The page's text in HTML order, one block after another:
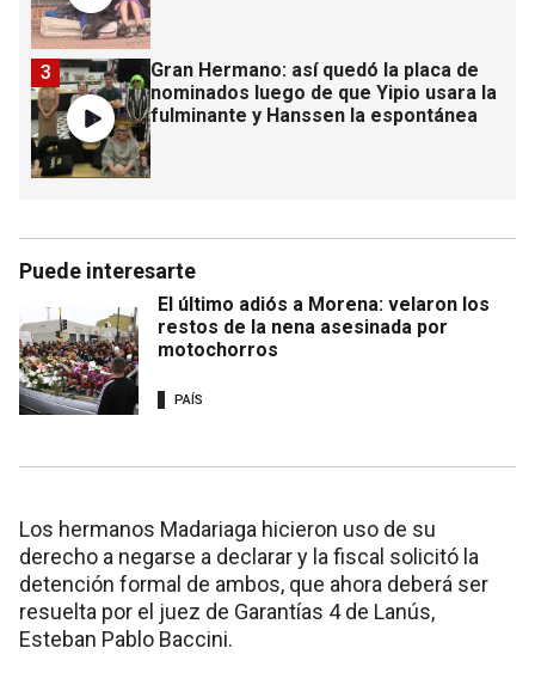
Gran Hermano: así quedó la placa de
nominados luego de que Yipio usara la
fulminante y Hanssen la espontánea
3
Puede interesarte
El último adiós a Morena: velaron los
restos de la nena asesinada por
motochorros
PAÍS
Los hermanos Madariaga hicieron uso de su
derecho a negarse a declarar y la fiscal solicitó la
detención formal de ambos, que ahora deberá ser
resuelta por el juez de Garantías 4 de Lanús,
Esteban Pablo Baccini.